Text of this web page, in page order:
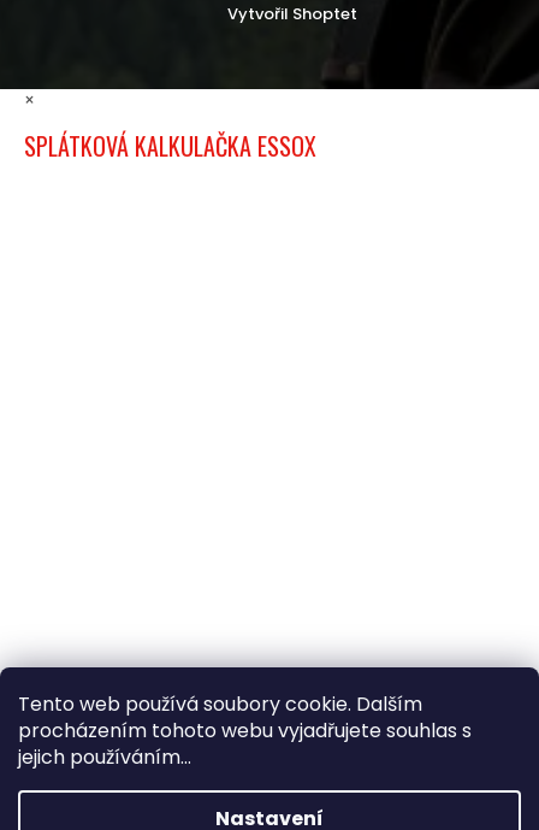
Tento web používá soubory cookie. Dalším
procházením tohoto webu vyjadřujete souhlas s
jejich používáním...
Nastavení
Vytvořil Shoptet
×
SPLÁTKOVÁ KALKULAČKA ESSOX
×
Hledáte nejvýhodnější cenu? Získáte jí
pomocíregistrace